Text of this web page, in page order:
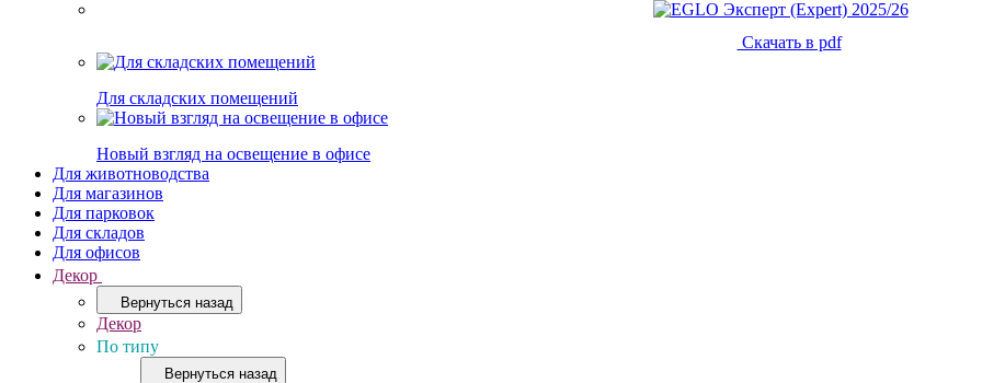
Скачать в pdf
Для складских помещений
Новый взгляд на освещение в офисе
Для животноводства
Для магазинов
Для парковок
Для складов
Для офисов
Декор
Вернуться назад
Декор
По типу
Вернуться назад